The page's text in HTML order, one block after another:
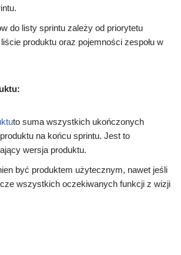
do listy sprintu zależy od priorytetu
produktu oraz pojemności zespołu w
to suma wszystkich ukończonych
na końcu sprintu. Jest to
wersja produktu.
być produktem użytecznym, nawet jeśli
wszystkich oczekiwanych funkcji z wizji